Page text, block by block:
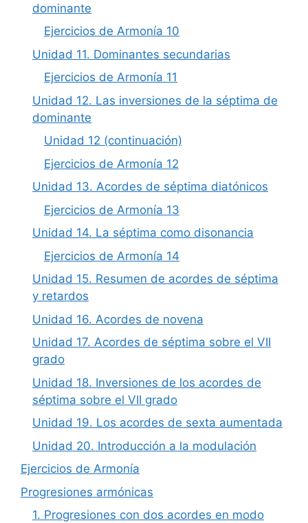
dominante
Ejercicios de Armonía 10
Unidad 11. Dominantes secundarias
Ejercicios de Armonía 11
Unidad 12. Las inversiones de la séptima de
dominante
Unidad 12 (continuación)
Ejercicios de Armonía 12
Unidad 13. Acordes de séptima diatónicos
Ejercicios de Armonía 13
Unidad 14. La séptima como disonancia
Ejercicios de Armonía 14
Unidad 15. Resumen de acordes de séptima
y retardos
Unidad 16. Acordes de novena
Unidad 17. Acordes de séptima sobre el VII
grado
Unidad 18. Inversiones de los acordes de
séptima sobre el VII grado
Unidad 19. Los acordes de sexta aumentada
Unidad 20. Introducción a la modulación
Ejercicios de Armonía
Progresiones armónicas
1. Progresiones con dos acordes en modo